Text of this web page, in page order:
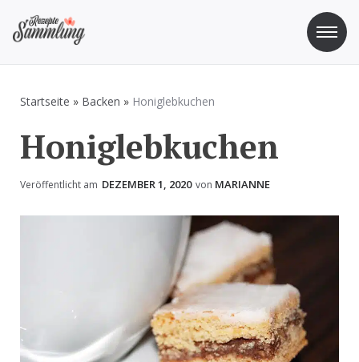
Inhalt
Startseite » Backen » Honiglebkuchen
Honiglebkuchen
Veröffentlicht am DEZEMBER 1, 2020 von MARIANNE